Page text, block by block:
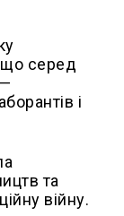
серед
і
та
війну.